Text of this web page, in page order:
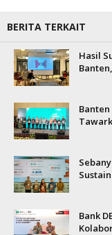
BERITA TERKAIT
Hasil
Bank